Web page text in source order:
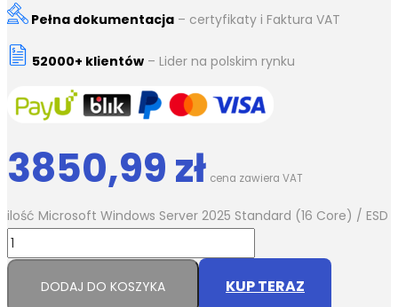
3850,99zł cena zawiera VAT
Pełna dokumentacja – certyfikaty i Faktura VAT
52000+ klientów – Lider na polskim rynku
ilość Microsoft Windows Server 2025 Standard (16 Core) / ESD
DODAJ DO KOSZYKA KUP TERAZ